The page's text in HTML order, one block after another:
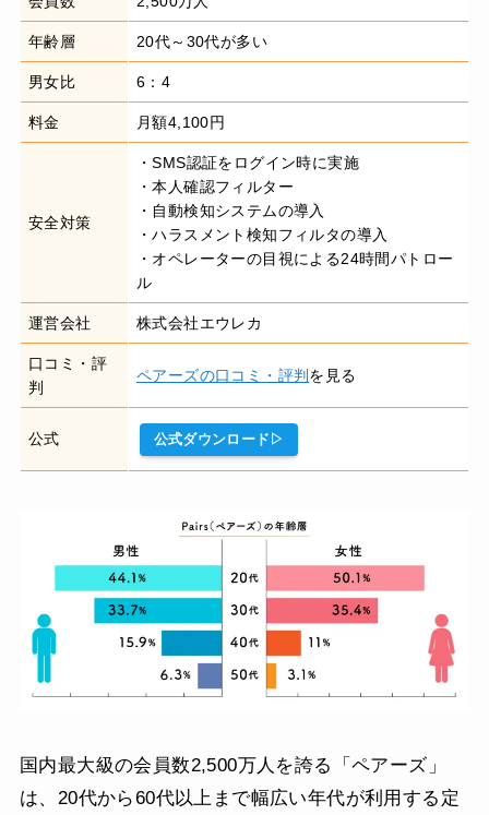
年齢層 20代～30代が多い
男女比 6：4
料金 月額4,100円
安全対策
・SMS認証をログイン時に実施
・本人確認フィルター
・自動検知システムの導入
・ハラスメント検知フィルタの導入
・オペレーターの目視による24時間パトロー
ル
運営会社 株式会社エウレカ
口コミ・評
判
ペアーズの口コミ・評判 を見る
公式 公式ダウンロード▷
国内最大級の会員数2,500万人を誇る「ペアーズ」
は、20代から60代以上まで幅広い年代が利用する定